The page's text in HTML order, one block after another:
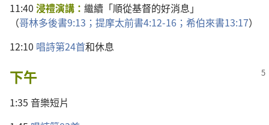
11:40 浸禮演講 ： 繼續 「順從基督的好消息 」
（哥林多後書9:13； 提摩太前書4:12-16； 希伯來書13:17）
12:10 唱詩第24首和休息
下午
1:35 音樂短片